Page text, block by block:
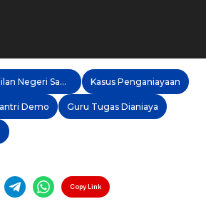
Pengadilan Negeri Sampang Kasus Penganiayaan
Demo Guru Tugas Dianiaya
Copy Link